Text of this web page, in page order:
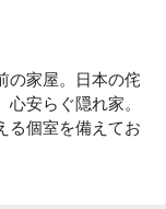
の家屋。日本の侘
安らぐ隠れ家。
る個室を備えてお